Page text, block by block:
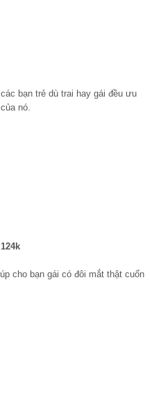
bạn trẻ dù trai hay gái đều ưu
nó.
cho bạn gái có đôi mắt thật cuốn